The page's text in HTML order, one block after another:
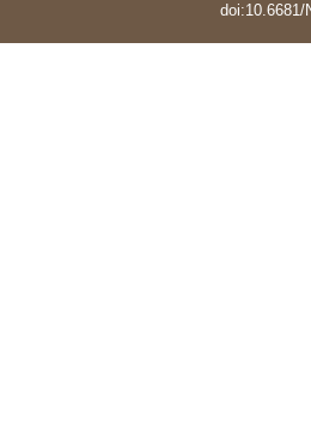
doi:10.6681/